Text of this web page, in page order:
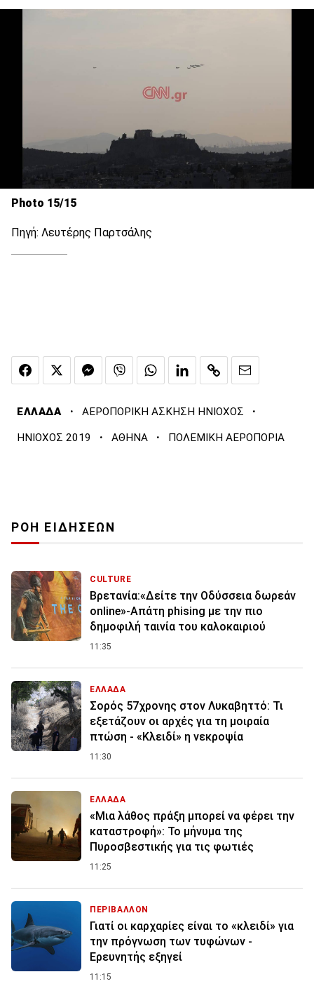
Photo 15/15
Πηγή: Λευτέρης Παρτσάλης
ΕΛΛΑΔΑ · ΑΕΡΟΠΟΡΙΚΗ ΑΣΚΗΣΗ ΗΝΙΟΧΟΣ ·
ΗΝΙΟΧΟΣ 2019 · ΑΘΗΝΑ · ΠΟΛΕΜΙΚΗ ΑΕΡΟΠΟΡΙΑ
ΡΟΗ ΕΙΔΗΣΕΩΝ
CULTURE
Βρετανία:«Δείτε την Οδύσσεια δωρεάν
online»-Απάτη phising με την πιο
δημοφιλή ταινία του καλοκαιριού
11:35
ΕΛΛΑΔΑ
Σορός 57χρονης στον Λυκαβηττό: Τι
εξετάζουν οι αρχές για τη μοιραία
πτώση - «Κλειδί» η νεκροψία
11:30
ΕΛΛΑΔΑ
«Μια λάθος πράξη μπορεί να φέρει την
καταστροφή»: Το μήνυμα της
Πυροσβεστικής για τις φωτιές
11:25
ΠΕΡΙΒΑΛΛΟΝ
Γιατί οι καρχαρίες είναι το «κλειδί» για
την πρόγνωση των τυφώνων -
Ερευνητής εξηγεί
11:15